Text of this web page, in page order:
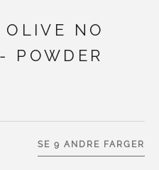
NO
POWDER
SE 9 ANDRE FARGER